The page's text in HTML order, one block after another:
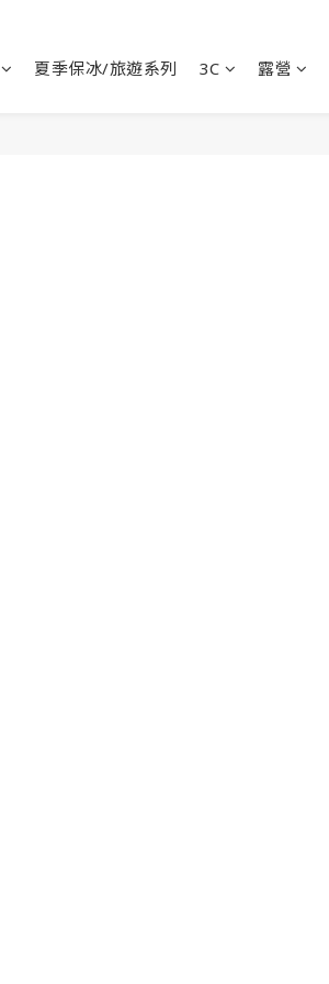
夏季保冰/旅遊系列 3C 露營